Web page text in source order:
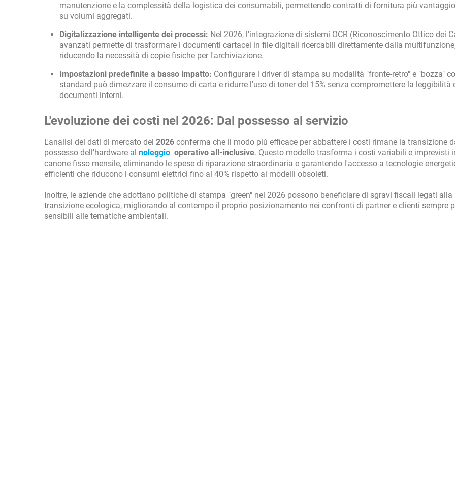
manutenzione e la complessità della logistica dei consumabili, permettendo contratti di fornitura più
su volumi aggregati.
Digitalizzazione intelligente dei processi: Nel 2026, l'integrazione di sistemi OCR (Riconoscimento Ottico dei
avanzati permette di trasformare i documenti cartacei in file digitali ricercabili direttamente dalla
riducendo la necessità di copie fisiche per l'archiviazione.
Impostazioni predefinite a basso impatto: Configurare i driver di stampa su modalità "fronte-retro" e "bozza"
standard può dimezzare il consumo di carta e ridurre l'uso di toner del 15% senza compromettere la leggibilità
documenti interni.
L'evoluzione dei costi nel 2026: Dal possesso al servizio
L'analisi dei dati di mercato del 2026 conferma che il modo più efficace per abbattere i costi rimane la transizione
possesso dell'hardware al noleggio operativo all-inclusive. Questo modello trasforma i costi variabili e imprevisti
canone fisso mensile, eliminando le spese di riparazione straordinaria e garantendo l'accesso a tecnologie
efficienti che riducono i consumi elettrici fino al 40% rispetto ai modelli obsoleti.
Inoltre, le aziende che adottano politiche di stampa "green" nel 2026 possono beneficiare di sgravi fiscali legati alla
transizione ecologica, migliorando al contempo il proprio posizionamento nei confronti di partner e clienti sempre
sensibili alle tematiche ambientali.